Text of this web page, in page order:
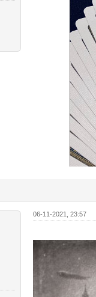
06-11-2021, 23:57